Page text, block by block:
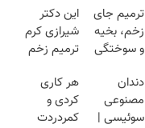
ترمیم جای
زخم، بخیه
و سوختگی
هفته!!😍
این دکتر
شیرازی کرم
ترمیم زخم
ساخت!!!
دندان
مصنوعی
سوئیسی |
هر کاری
کردی و
کمردردت